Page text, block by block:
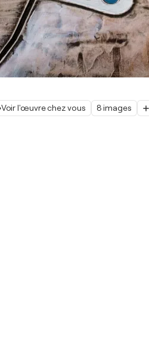
Voir l'œuvre chez vous 8 images